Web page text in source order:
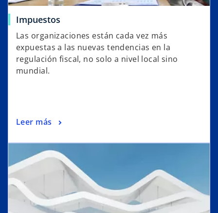
Impuestos
Las organizaciones están cada vez más
expuestas a las nuevas tendencias en la
regulación fiscal, no solo a nivel local sino
mundial.
Leer más